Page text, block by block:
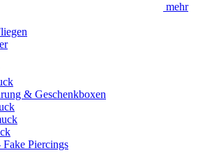
mehr
& Geschenkboxen
Fake Piercings